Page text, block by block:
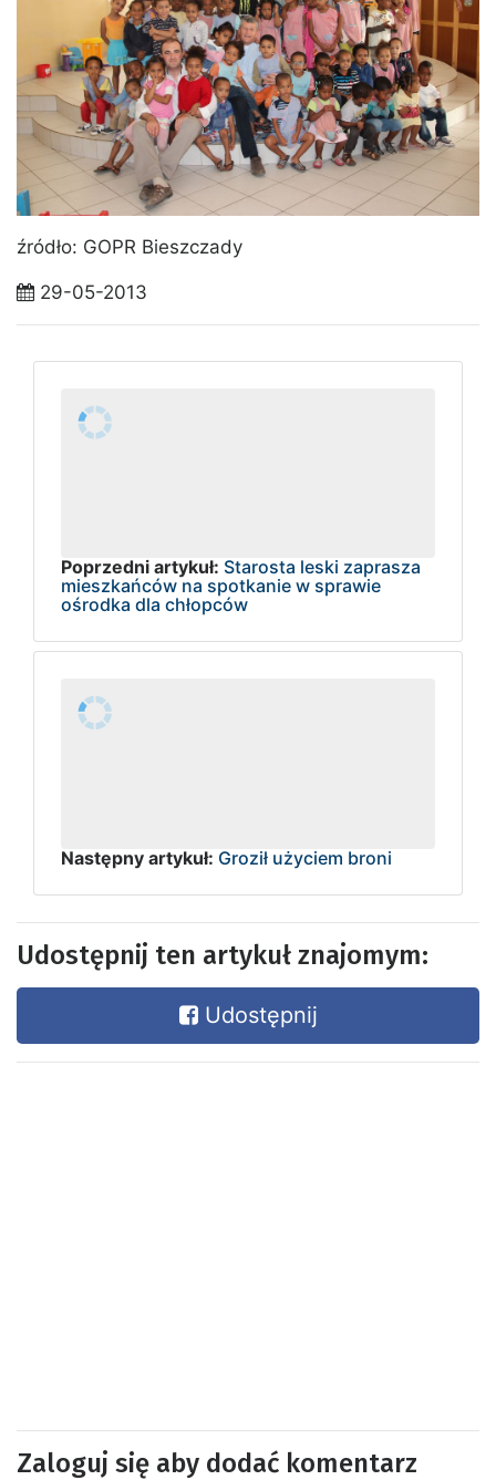
źródło: GOPR Bieszczady
29-05-2013
Poprzedni artykuł: Starosta leski zaprasza
mieszkańców na spotkanie w sprawie
ośrodka dla chłopców
Następny artykuł: Groził użyciem broni
Udostępnij ten artykuł znajomym:
Udostępnij
Zaloguj się aby dodać komentarz